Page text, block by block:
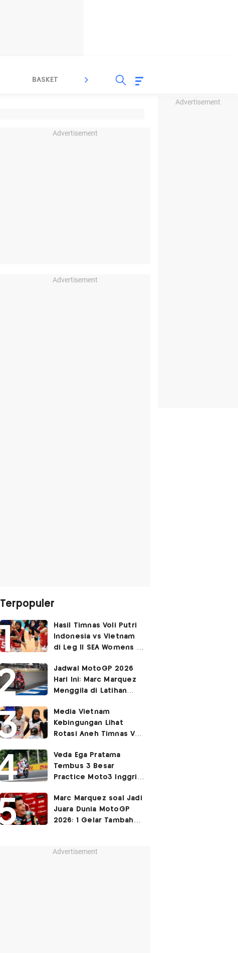
Advertisement
BASKET SPORT LAIN
Advertisement
Advertisement
Terpopuler
Hasil Timnas Voli Putri
Indonesia vs Vietnam
di Leg II SEA Womens V
Garuda Pertiwi Menang
3-2
Jadwal MotoGP 2026
Hari Ini: Marc Marquez
Menggila di Latihan
Media Vietnam
Kebingungan Lihat
Rotasi Aneh Timnas Voli
SEA Womens V Cup
2026
Veda Ega Pratama
Tembus 3 Besar
Practice Moto3 Inggris
di Kualifikasi?
Marc Marquez soal Jadi
Juara Dunia MotoGP
2026: 1 Gelar Tambahan
Advertisement